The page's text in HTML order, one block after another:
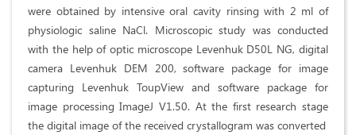
were obtained by intensive oral cavity rinsing with 2 ml of
physiologic saline NaCl. Microscopic study was conducted
with the help of optic microscope Levenhuk D50L NG, digital
camera Levenhuk DEM 200, software package for image
capturing Levenhuk ToupView and software package for
image processing ImageJ V1.50. At the first research stage
the digital image of the received crystallogram was converted